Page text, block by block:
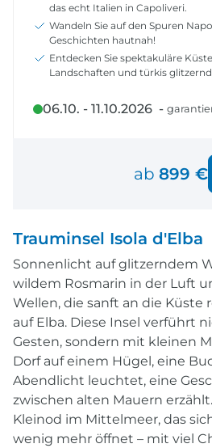
das echt Italien in Capoliveri.
Wandeln Sie auf den Spuren
Geschichten hautnah!
Entdecken Sie spektakuläre
Landschaften und türkis
06.10. - 11.10.2026 -
ab 899 €
Trauminsel Isola d'Elba
Sonnenlicht auf glitzerndem
wildem Rosmarin in der Luft
Wellen, die sanft an die Küste
auf Elba. Diese Insel verführt
Gesten, sondern mit kleinen
Dorf auf einem Hügel, eine
Abendlicht leuchtet, eine
zwischen alten Mauern
Kleinod im Mittelmeer, das
wenig mehr öffnet – mit viel